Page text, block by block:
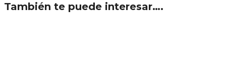
También te puede interesar….